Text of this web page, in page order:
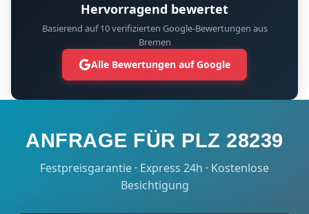
Hervorragend bewertet
Basierend auf 10 verifizierten Google-Bewertungen aus
Bremen
Alle Bewertungen auf Google
ANFRAGE FÜR PLZ 28239
Festpreisgarantie · Express 24h · Kostenlose
Besichtigung